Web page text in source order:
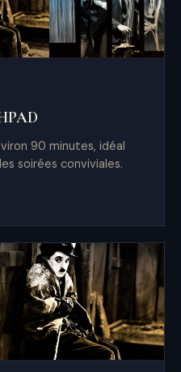
90 minutes, idéal
soirées conviviales.